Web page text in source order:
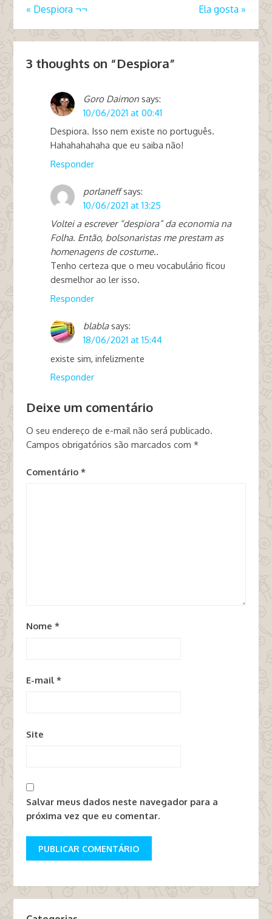
« Despiora ¬¬ Ela gosta »
3 thoughts on “Despiora”
Goro Daimon says:
10/06/2021 at 00:41
Despiora. Isso nem existe no português.
Hahahahahaha que eu saiba não!
Responder
porlaneff says:
10/06/2021 at 13:25
Voltei a escrever “despiora” da economia na
Folha. Então, bolsonaristas me prestam as
homenagens de costume..
Tenho certeza que o meu vocabulário ficou
desmelhor ao ler isso.
Responder
blabla says:
18/06/2021 at 15:44
existe sim, infelizmente
Responder
Deixe um comentário
O seu endereço de e-mail não será publicado.
Campos obrigatórios são marcados com *
Comentário *
Nome *
E-mail *
Site
Salvar meus dados neste navegador para a
próxima vez que eu comentar.